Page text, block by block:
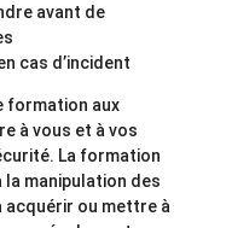
avant de
cas d’incident
formation aux
à vous et à vos
La formation
manipulation des
acquérir ou mettre à